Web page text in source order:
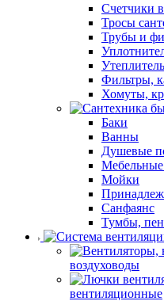
Счетчики
Тросы
Трубы и
Фильтры,
Хомуты,
Баки
Ванны
Душевые
Мойки
Санфаянс
Тумбы,
воздуховоды
вентиляционные